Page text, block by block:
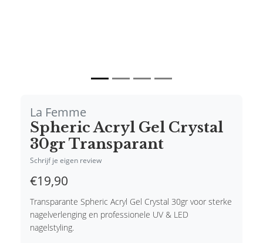
La Femme
Spheric Acryl Gel Crystal
30gr Transparant
Schrijf je eigen review
€19,90
Transparante Spheric Acryl Gel Crystal 30gr voor sterke
nagelverlenging en professionele UV & LED
nagelstyling.